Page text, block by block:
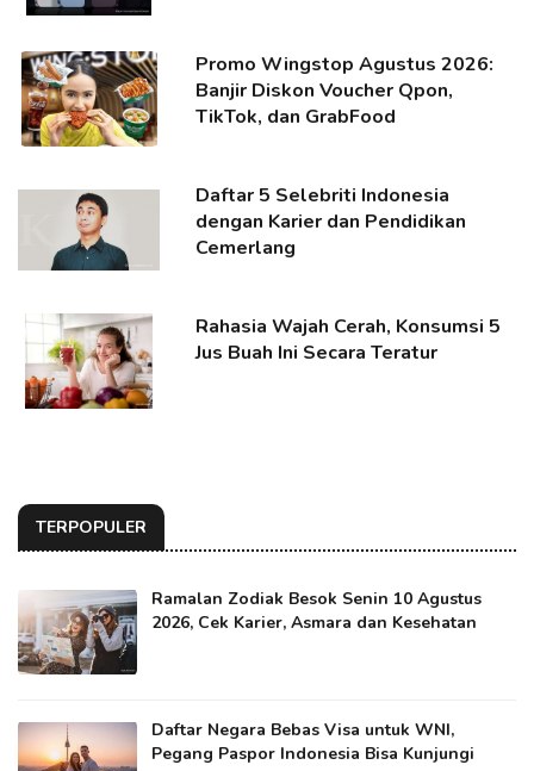
Promo Wingstop Agustus 2026:
Banjir Diskon Voucher Qpon,
TikTok, dan GrabFood
Daftar 5 Selebriti Indonesia
dengan Karier dan Pendidikan
Cemerlang
Rahasia Wajah Cerah, Konsumsi 5
Jus Buah Ini Secara Teratur
TERPOPULER
Ramalan Zodiak Besok Senin 10 Agustus
2026, Cek Karier, Asmara dan Kesehatan
Daftar Negara Bebas Visa untuk WNI,
Pegang Paspor Indonesia Bisa Kunjungi